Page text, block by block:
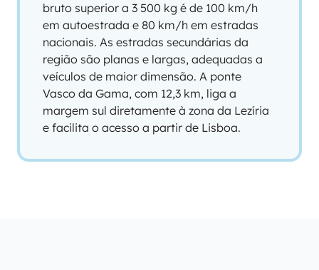
bruto superior a 3 500 kg é de 100 km/h
em autoestrada e 80 km/h em estradas
nacionais. As estradas secundárias da
região são planas e largas, adequadas a
veículos de maior dimensão. A ponte
Vasco da Gama, com 12,3 km, liga a
margem sul diretamente à zona da Lezíria
e facilita o acesso a partir de Lisboa.